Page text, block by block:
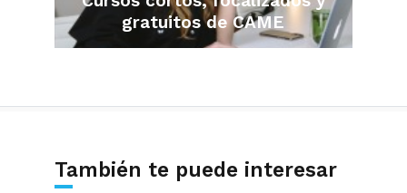
gratuitos de CAME
También te puede interesar